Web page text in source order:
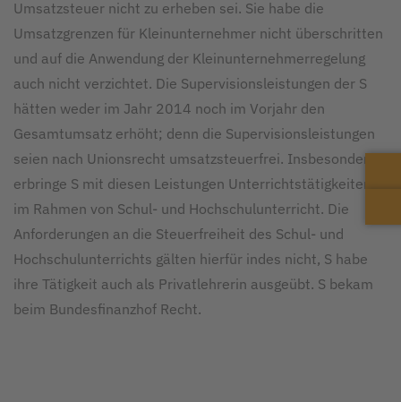
Umsatzsteuer nicht zu erheben sei. Sie habe die
Umsatzgrenzen für Kleinunternehmer nicht überschritten
und auf die Anwendung der Kleinunternehmerregelung
auch nicht verzichtet. Die Supervisionsleistungen der S
hätten weder im Jahr 2014 noch im Vorjahr den
Gesamtumsatz erhöht; denn die Supervisionsleistungen
seien nach Unionsrecht umsatzsteuerfrei. Insbesondere
erbringe S mit diesen Leistungen Unterrichtstätigkeiten
im Rahmen von Schul- und Hochschulunterricht. Die
Anforderungen an die Steuerfreiheit des Schul- und
Hochschulunterrichts gälten hierfür indes nicht, S habe
ihre Tätigkeit auch als Privatlehrerin ausgeübt. S bekam
beim Bundesfinanzhof Recht.